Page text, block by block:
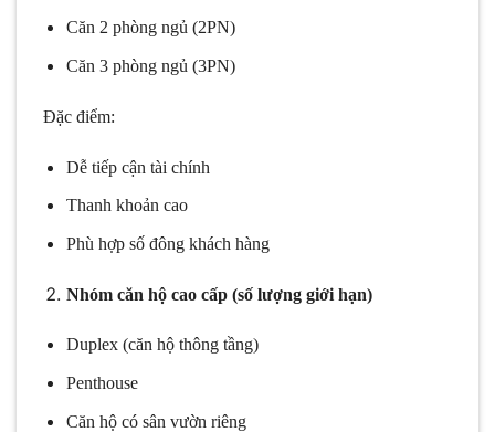
Căn 2 phòng ngủ (2PN)
Căn 3 phòng ngủ (3PN)
Đặc điểm:
Dễ tiếp cận tài chính
Thanh khoản cao
Phù hợp số đông khách hàng
Nhóm căn hộ cao cấp (số lượng giới hạn)
Duplex (căn hộ thông tầng)
Penthouse
Căn hộ có sân vườn riêng